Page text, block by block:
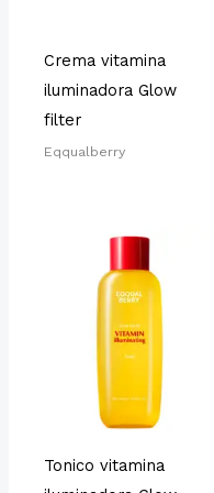
Crema vitamina
iluminadora Glow
filter
Eqqualberry
Tonico vitamina